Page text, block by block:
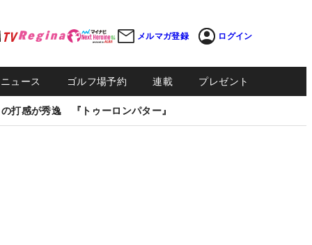
メルマガ登録 ログイン
ュース ゴルフ場予約 連載 プレゼント
打感が秀逸 『トゥーロンパター』